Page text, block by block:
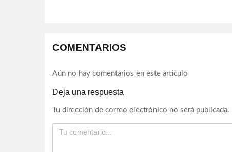
COMENTARIOS
Aún no hay comentarios en este artículo
Deja una respuesta
Tu dirección de correo electrónico no será publicada.